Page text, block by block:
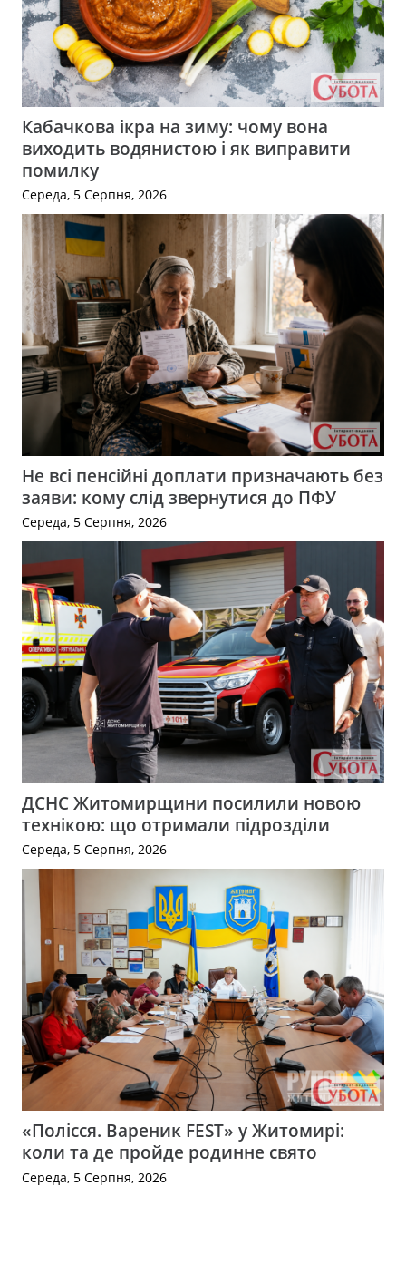
Кабачкова ікра на зиму: чому вона
виходить водянистою і як виправити
помилку
Середа, 5 Серпня, 2026
Не всі пенсійні доплати призначають без
заяви: кому слід звернутися до ПФУ
Середа, 5 Серпня, 2026
ДСНС Житомирщини посилили новою
технікою: що отримали підрозділи
Середа, 5 Серпня, 2026
«Полісся. Вареник FEST» у Житомирі:
коли та де пройде родинне свято
Середа, 5 Серпня, 2026